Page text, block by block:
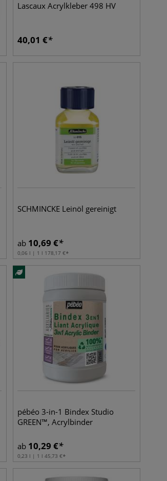
Lascaux Acrylkleber 498 HV
40,01 €
SCHMINCKE Leinöl gereinigt
ab 10,69 €
0,06 l | 1 l 178,17 €
pébéo 3-in-1 Bindex Studio
GREEN™, Acrylbinder
ab 10,29 €
0,23 l | 1 l 45,73 €